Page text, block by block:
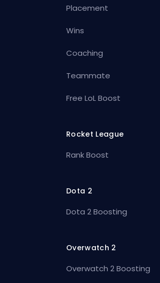
Placement
Wins
Coaching
Teammate
Free LoL Boost
Rocket League
Rank Boost
Dota 2
Dota 2 Boosting
Overwatch 2
Overwatch 2 Boosting